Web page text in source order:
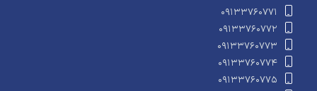
09133760771
09133760772
09133760773
09133760774
09133760775